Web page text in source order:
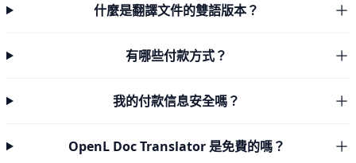
什麼是翻譯文件的雙語版本？
有哪些付款方式？
我的付款信息安全嗎？
OpenL Doc Translator 是免費的嗎？